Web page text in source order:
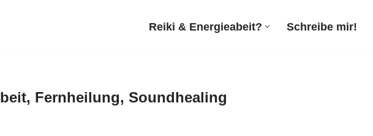
Reiki & Energieabeit? Schreibe mir!
Fernheilung, Soundhealing